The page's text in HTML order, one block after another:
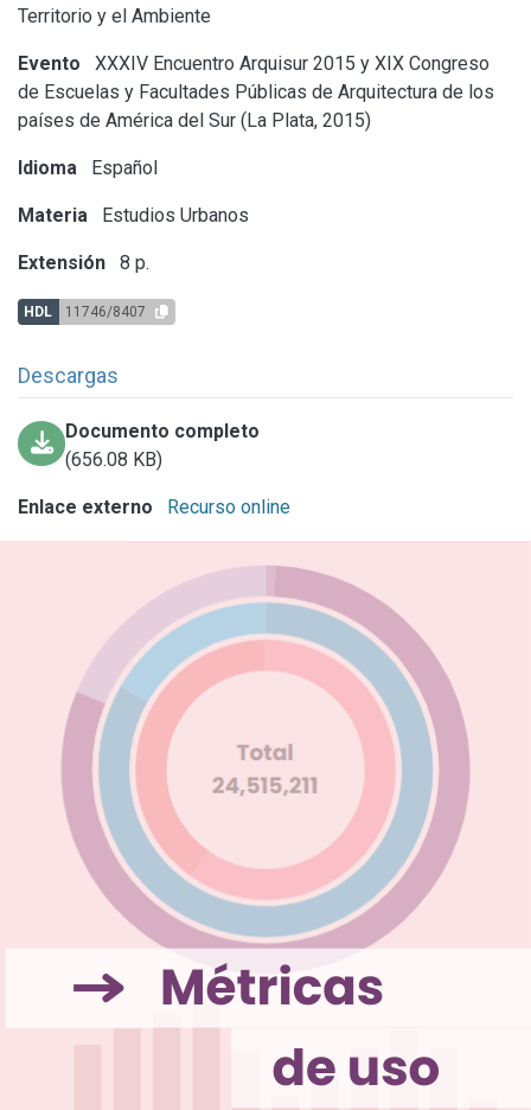
Territorio y el Ambiente
Evento
XXXIV Encuentro Arquisur 2015 y XIX Congreso
de Escuelas y Facultades Públicas de Arquitectura de los
países de América del Sur (La Plata, 2015)
Idioma Español
Materia Estudios Urbanos
Extensión 8 p.
HDL 11746/8407
Descargas
Documento completo
(656.08 KB)
Enlace externo Recurso online